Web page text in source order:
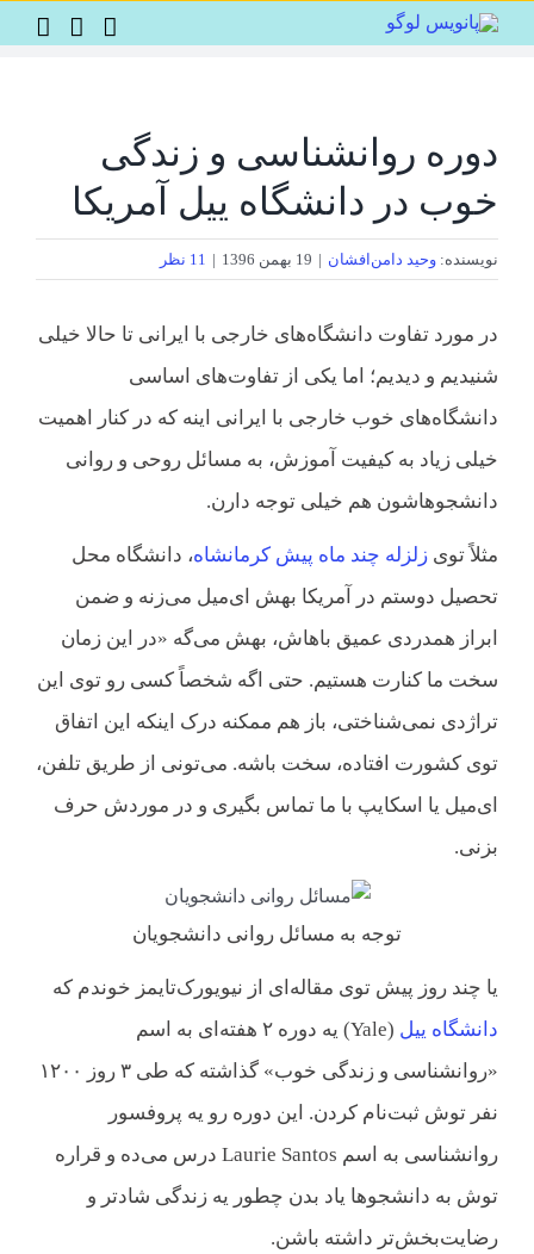
to
دوره روانشناسی و زندگی
خوب در دانشگاه ییل آمریکا
نویسنده: وحید دامن‌افشان | 19 بهمن 1396 | 11 نظر
در مورد تفاوت دانشگاه‌های خارجی با ایرانی تا حالا خیلی
شنیدیم و دیدیم؛ اما یکی از تفاوت‌های اساسی
دانشگاه‌های خوب خارجی با ایرانی اینه که در کنار اهمیت
خیلی زیاد به کیفیت آموزش، به مسائل روحی و روانی
دانشجوهاشون هم خیلی توجه دارن.
مثلاً توی زلزله چند ماه پیش کرمانشاه، دانشگاه محل
تحصیل دوستم در آمریکا بهش ای‌میل می‌زنه و ضمن
ابراز همدردی عمیق باهاش، بهش می‌گه «در این زمان
سخت ما کنارت هستیم. حتی اگه شخصاً کسی رو توی این
تراژدی نمی‌شناختی، باز هم ممکنه درک اینکه این اتفاق
توی کشورت افتاده، سخت باشه. می‌تونی از طریق تلفن،
ای‌میل یا اسکایپ با ما تماس بگیری و در موردش حرف
بزنی.
توجه به مسائل روانی دانشجویان
یا چند روز پیش توی مقاله‌ای از نیویورک‌تایمز خوندم که
دانشگاه ییل
(Yale) یه دوره ۲ هفته‌ای به اسم
«روانشناسی و زندگی خوب» گذاشته که طی ۳ روز ۱۲۰۰
نفر توش ثبت‌نام کردن. این دوره رو یه پروفسور
روانشناسی به اسم Laurie Santos درس می‌ده و قراره
توش به دانشجوها یاد بدن چطور یه زندگی شادتر و
رضایت‌بخش‌تر داشته باشن.